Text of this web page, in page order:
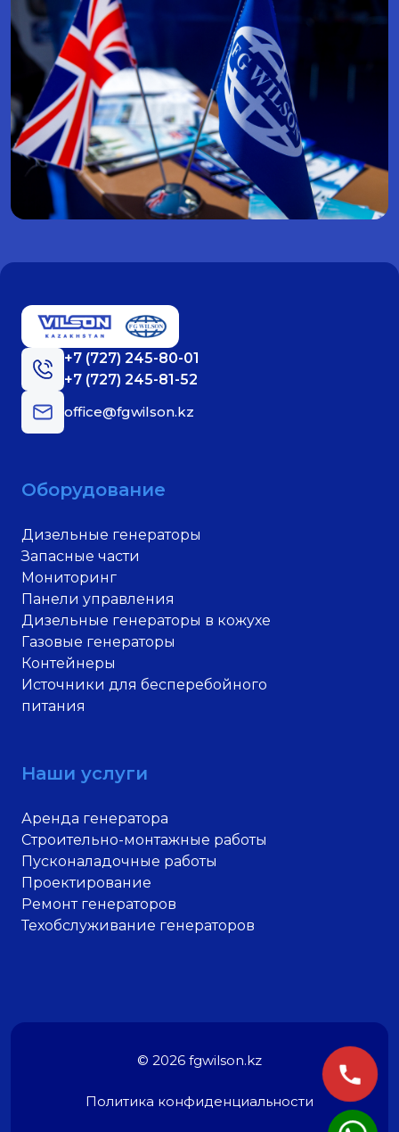
+7 (727) 245-80-01
+7 (727) 245-81-52
office@fgwilson.kz
Оборудование
Дизельные генераторы
Запасные части
Мониторинг
Панели управления
Дизельные генераторы в кожухе
Газовые генераторы
Контейнеры
Источники для бесперебойного
питания
Наши услуги
Аренда генератора
Строительно-монтажные работы
Пусконаладочные работы
Проектирование
Ремонт генераторов
Техобслуживание генераторов
© 2026 fgwilson.kz
Политика конфиденциальности